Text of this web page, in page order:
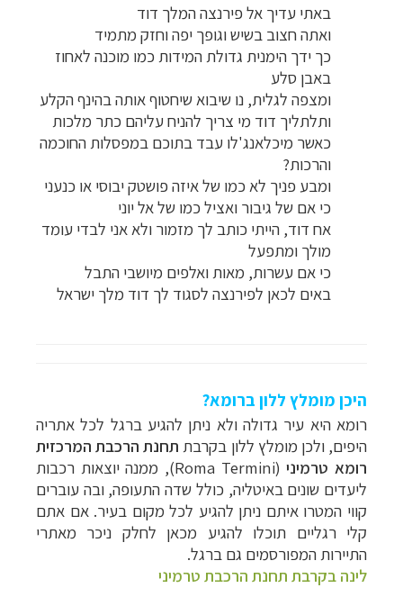
באתי עדיך אל פירנצה המלך דוד
ואתה חצוב בשיש וגופך יפה וחזק מתמיד
כך ידך הימנית גדולת המידות כמו מוכנה לאחוז
באבן סלע
ומצפה לגלית, נו שיבוא שיחטוף אותה בהינף הקלע
ותלתליך דוד מי צריך להניח עליהם כתר מלכות
כאשר מיכלאנג'לו עבד בתוכם במפסלות החוכמה
והרכות?
ומבע פניך לא כמו של איזה פושטק יבוסי או כנעני
כי אם של גיבור ואציל כמו של אל יוני
אח דוד, הייתי כותב לך מזמור ולא אני לבדי עומד
מולך ומתפעל
כי אם עשרות, מאות ואלפים מיושבי התבל
באים לכאן לפירנצה לסגוד לך דוד מלך ישראל
היכן מומלץ ללון ברומא?
רומא היא עיר גדולה ולא ניתן להגיע ברגל לכל אתריה
היפים, ולכן מומלץ ללון בקרבתתחנת הרכבת המרכזית
רומא טרמיני (
Roma Termini), ממנה יוצאות רכבות
ליעדים שונים באיטליה, כולל שדה התעופה, ובה עוברים
קווי המטרו איתם ניתן להגיע לכל מקום בעיר. אם אתם
קלי רגליים תוכלו להגיע מכאן לחלק ניכר מאתרי
התיירות המפורסמים גם ברגל.
לינה בקרבת תחנת הרכבת טרמיני